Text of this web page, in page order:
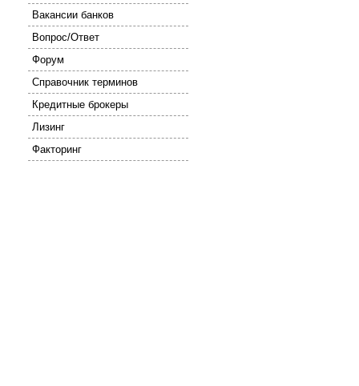
Вакансии банков
Вопрос/Ответ
Форум
Справочник терминов
Кредитные брокеры
Лизинг
Факторинг